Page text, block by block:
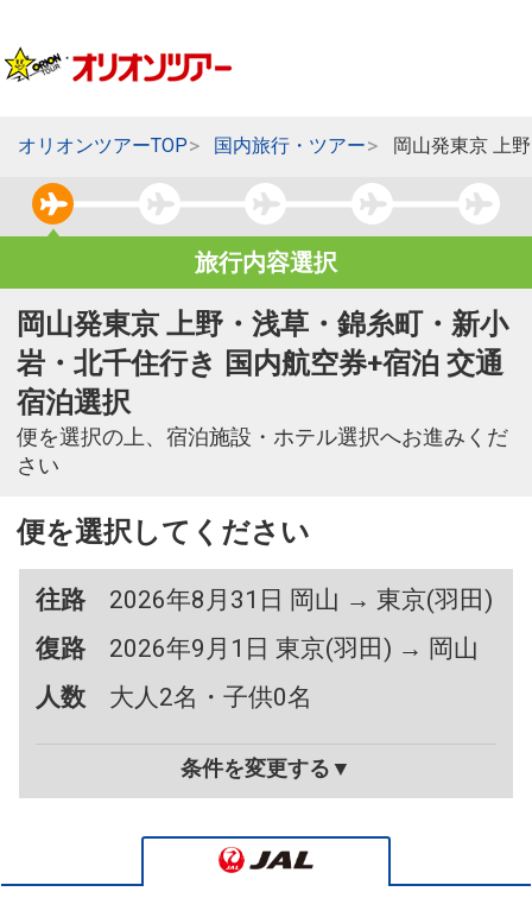
オリオンツアーTOP 国内旅行・ツアー 岡山発東京 上
旅行内容選択
岡山発東京 上野・浅草・錦糸町・新小
岩・北千住行き 国内航空券+宿泊 交通
宿泊選択
便を選択の上、宿泊施設・ホテル選択へお進みくだ
さい
便を選択してください
往路
2026年8月31日 岡山 → 東京(羽田)
復路
2026年9月1日 東京(羽田) → 岡山
人数
大人2名・子供0名
条件を変更する▼